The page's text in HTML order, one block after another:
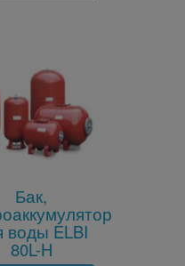
Бак,
воды ELBI
80L-H